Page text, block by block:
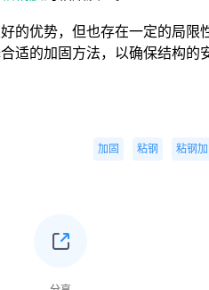
的优势，但也存在一定的局限
适的加固方法，以确保结构的
粘钢加
粘钢
加固